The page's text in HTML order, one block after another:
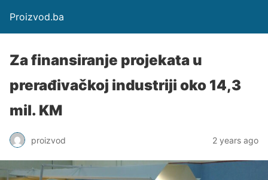
Proizvod.ba
Za finansiranje projekata u
prerađivačkoj industriji oko 14,3
mil. KM
proizvod 2 years ago